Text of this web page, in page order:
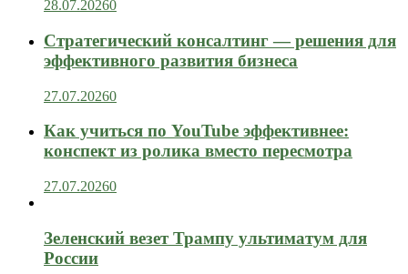
28.07.20260
Стратегический консалтинг — решения для
эффективного развития бизнеса
27.07.20260
Как учиться по YouTube эффективнее:
конспект из ролика вместо пересмотра
27.07.20260
Зеленский везет Трампу ультиматум для
России